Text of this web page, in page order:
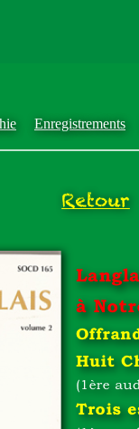
Enregistrements